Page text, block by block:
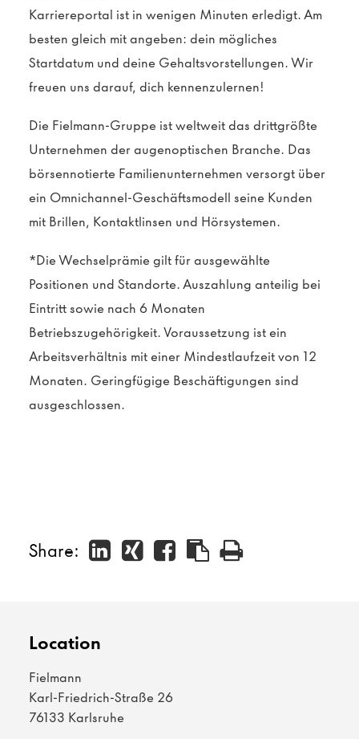
Karriereportal ist in wenigen Minuten erledigt. Am
besten gleich mit angeben: dein mögliches
Startdatum und deine Gehaltsvorstellungen. Wir
freuen uns darauf, dich kennenzulernen!
Die Fielmann-Gruppe ist weltweit das drittgrößte
Unternehmen der augenoptischen Branche. Das
börsennotierte Familienunternehmen versorgt über
ein Omnichannel-Geschäftsmodell seine Kunden
mit Brillen, Kontaktlinsen und Hörsystemen.
*Die Wechselprämie gilt für ausgewählte
Positionen und Standorte. Auszahlung anteilig bei
Eintritt sowie nach 6 Monaten
Betriebszugehörigkeit. Voraussetzung ist ein
Arbeitsverhältnis mit einer Mindestlaufzeit von 12
Monaten. Geringfügige Beschäftigungen sind
ausgeschlossen.
Share:
Location
Fielmann
Karl-Friedrich-Straße 26
76133 Karlsruhe